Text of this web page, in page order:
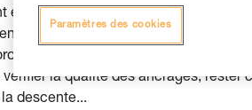
évoluer selon la situation : accès à
neige ou un relais rocheux...
et les phases d’évolution sur
vérifier la qualité des ancrages, rester
descente...
Paramètres des cookies